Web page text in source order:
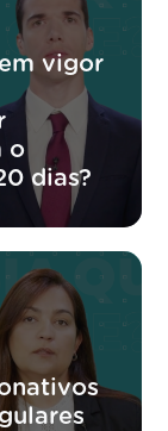
vigor
o
dias?